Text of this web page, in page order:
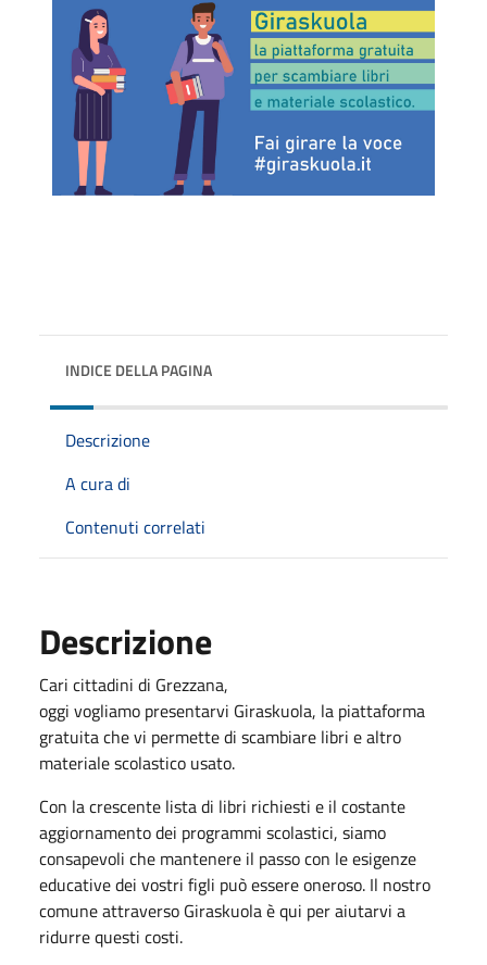
INDICE DELLA PAGINA
Descrizione
A cura di
Contenuti correlati
Descrizione
Cari cittadini di Grezzana,
oggi vogliamo presentarvi Giraskuola, la piattaforma
gratuita che vi permette di scambiare libri e altro
materiale scolastico usato.
Con la crescente lista di libri richiesti e il costante
aggiornamento dei programmi scolastici, siamo
consapevoli che mantenere il passo con le esigenze
educative dei vostri figli può essere oneroso. Il nostro
comune attraverso Giraskuola è qui per aiutarvi a
ridurre questi costi.